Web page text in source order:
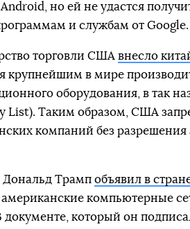
но ей не удастся
и службам от Google.
торговли США внесло
крупнейшим в мире
оборудования, в так
List). Таким образом, США
компаний без разрешения
Трамп объявил в
компьютерные
документе, который он